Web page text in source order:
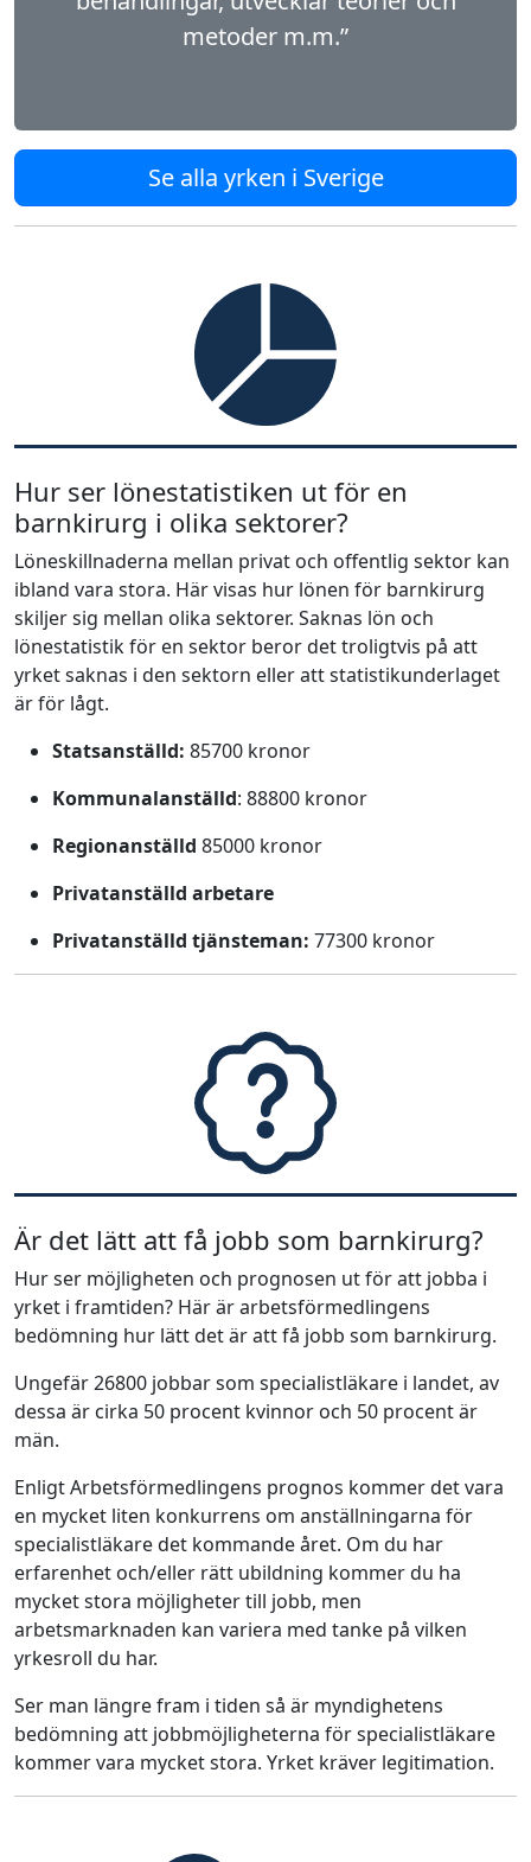
metoder m.m.”
Se alla yrken i Sverige
Hur ser lönestatistiken ut för en
barnkirurg i olika sektorer?
Löneskillnaderna mellan privat och offentlig sektor kan
ibland vara stora. Här visas hur lönen för barnkirurg
skiljer sig mellan olika sektorer. Saknas lön och
lönestatistik för en sektor beror det troligtvis på att
yrket saknas i den sektorn eller att statistikunderlaget
är för lågt.
Statsanställd: 85700 kronor
Kommunalanställd: 88800 kronor
Regionanställd 85000 kronor
Privatanställd arbetare
Privatanställd tjänsteman: 77300 kronor
Är det lätt att få jobb som barnkirurg?
Hur ser möjligheten och prognosen ut för att jobba i
yrket i framtiden? Här är arbetsförmedlingens
bedömning hur lätt det är att få jobb som barnkirurg.
Ungefär 26800 jobbar som specialistläkare i landet, av
dessa är cirka 50 procent kvinnor och 50 procent är
män.
Enligt Arbetsförmedlingens prognos kommer det vara
en mycket liten konkurrens om anställningarna för
specialistläkare det kommande året. Om du har
erfarenhet och/eller rätt ubildning kommer du ha
mycket stora möjligheter till jobb, men
arbetsmarknaden kan variera med tanke på vilken
yrkesroll du har.
Ser man längre fram i tiden så är myndighetens
bedömning att jobbmöjligheterna för specialistläkare
kommer vara mycket stora. Yrket kräver legitimation.